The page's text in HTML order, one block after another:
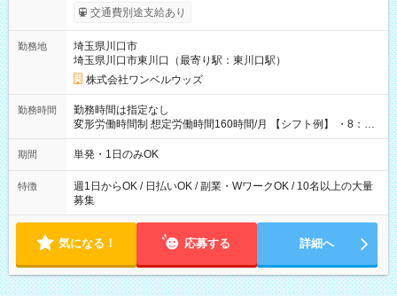
いOK！（規定あり） ┗働いたその日に現金GET♪ お仕事後はコ
ンビニATMから 日払い分を引き落とせます！ 【試用期間】試
交通費別途支給あり
勤務地
埼玉県川口市
埼玉県川口市東川口（最寄り駅：東川口駅）
株式会社ワンベルウッズ
勤務時間
勤務時間は指定なし
変形労働時間制 想定労働時間160時間/月 【シフト例】 ・8：00
～21：00
期間 単発・1日のみOK
特徴
週1日からOK / 日払いOK / 副業・WワークOK / 10名以上の大量
募集
気になる！ 応募する 詳細へ